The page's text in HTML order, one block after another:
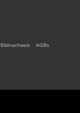
Bildnachweis AGBs